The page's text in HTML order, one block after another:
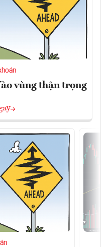
vùng thận trọng